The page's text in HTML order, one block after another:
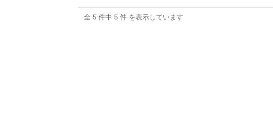
全 5 件中 5 件 を表示しています